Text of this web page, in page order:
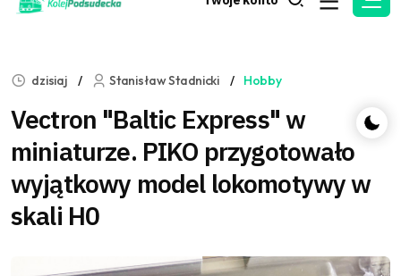
dzisiaj Stanisław Stadnicki Hobby
Vectron "Baltic Express" w
miniaturze. PIKO przygotowało
wyjątkowy model lokomotywy w
skali H0